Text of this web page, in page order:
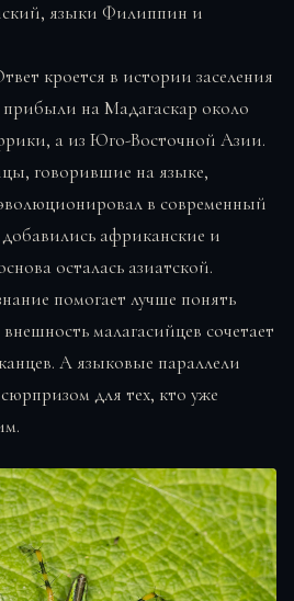
языки Филиппин и
кроется в истории заселения
на Мадагаскар около
а из Юго-Восточной Азии.
говорившие на языке,
в современный
африканские и
осталась азиатской.
помогает лучше понять
малагасийцев сочетает
А языковые параллели
для тех, кто уже